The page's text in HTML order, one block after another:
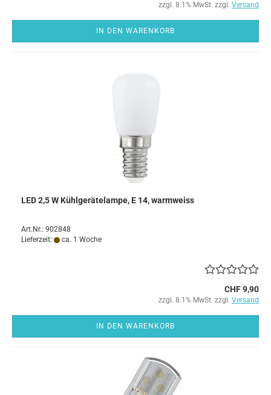
zzgl. 8.1% MwSt. zzgl. Versand
IN DEN WARENKORB
LED 2,5 W Kühlgerätelampe, E 14, warmweiss
Art.Nr.: 902848
Lieferzeit:
ca. 1 Woche
CHF 9,90
zzgl. 8.1% MwSt. zzgl. Versand
IN DEN WARENKORB